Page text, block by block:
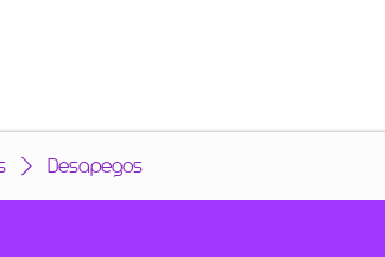
Desapegos